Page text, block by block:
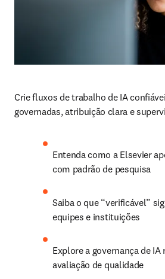
Crie fluxos de trabalho de IA
governadas, atribuição clara e
Entenda como a Elsevier
com padrão de pesquisa
Saiba o que “verificável”
equipes e instituições
Explore a governança de IA
avaliação de qualidade